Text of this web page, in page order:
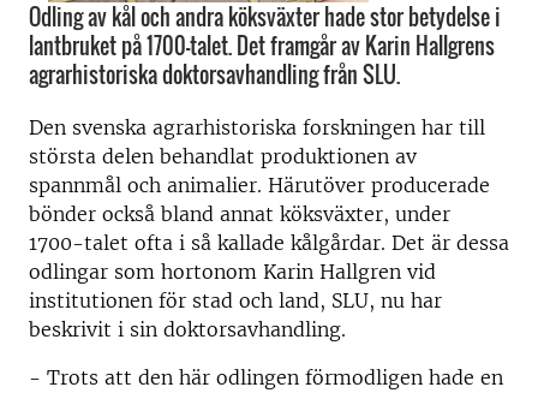
Odling av kål och andra köksväxter hade stor betydelse i
lantbruket på 1700-talet. Det framgår av Karin Hallgrens
agrarhistoriska doktorsavhandling från SLU.
Den svenska agrarhistoriska forskningen har till
största delen behandlat produktionen av
spannmål och animalier. Härutöver producerade
bönder också bland annat köksväxter, under
1700-talet ofta i så kallade kålgårdar. Det är dessa
odlingar som hortonom Karin Hallgren vid
institutionen för stad och land, SLU, nu har
beskrivit i sin doktorsavhandling.
- Trots att den här odlingen förmodligen hade en